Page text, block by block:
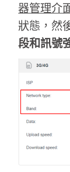
器管理介
狀態，然
段和訊號